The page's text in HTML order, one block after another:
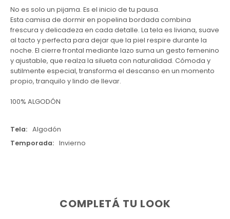
No es solo un pijama. Es el inicio de tu pausa.
Esta camisa de dormir en popelina bordada combina
frescura y delicadeza en cada detalle. La tela es liviana, suave
al tacto y perfecta para dejar que la piel respire durante la
noche. El cierre frontal mediante lazo suma un gesto femenino
y ajustable, que realza la silueta con naturalidad. Cómoda y
sutilmente especial, transforma el descanso en un momento
propio, tranquilo y lindo de llevar.
100% ALGODÓN
Tela
Algodón
Temporada
Invierno
COMPLETÁ TU LOOK